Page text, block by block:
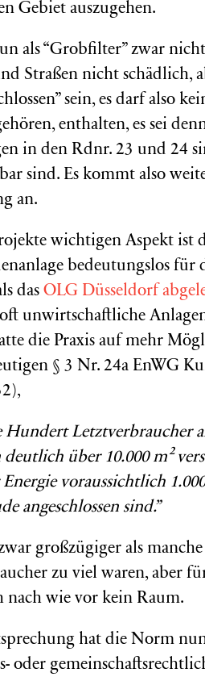
Gebiet auszugehen.
als “Grobfilter” zwar
Straßen nicht schädlich,
sein, es darf also
enthalten, es sei
in den Rdnr. 23 und 24
sind. Es kommt also
an.
wichtigen Aspekt ist
bedeutungslos für
das OLG Düsseldorf
unwirtschaftliche
die Praxis auf mehr
§ 3 Nr. 24a EnWG
Hundert Letztverbraucher
deutlich über 10.000 m²
voraussichtlich
angeschlossen sind.”
großzügiger als
zu viel waren, aber
nach wie vor kein Raum.
hat die Norm
oder